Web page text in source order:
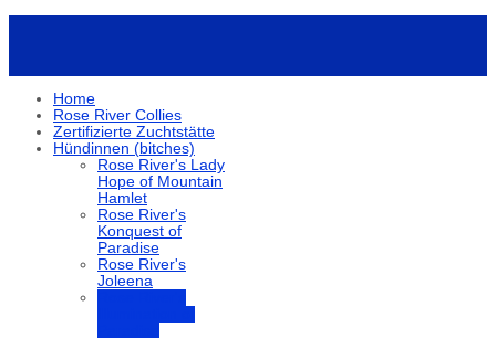
Home
Rose River Collies
Zertifizierte Zuchtstätte
Hündinnen (bitches)
Rose River's Lady
Hope of Mountain
Hamlet
Rose River's
Konquest of
Paradise
Rose River's
Joleena